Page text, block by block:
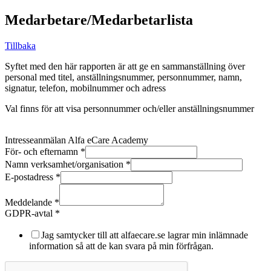
Medarbetare/Medarbetarlista
Tillbaka
Syftet med den här rapporten är att ge en sammanställning över
personal med titel, anställningsnummer, personnummer, namn,
signatur, telefon, mobilnummer och adress
Val finns för att visa personnummer och/eller anställningsnummer
Intresseanmälan Alfa eCare Academy
För- och efternamn *
Namn verksamhet/organisation *
E-postadress *
Meddelande *
E-
GDPR-avtal *
Jag samtycker till att alfaecare.se lagrar min inlämnade
information så att de kan svara på min förfrågan.